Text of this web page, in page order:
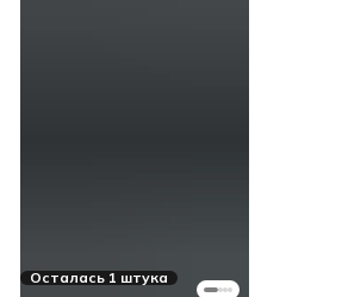
Осталась 1 штука